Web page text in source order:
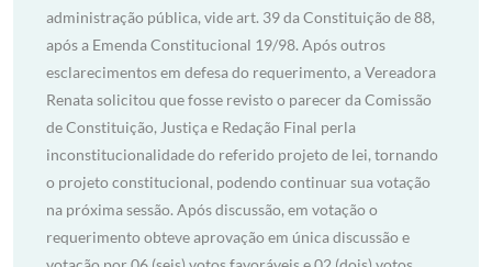
administração pública, vide art. 39 da Constituição de 88,
após a Emenda Constitucional 19/98. Após outros
esclarecimentos em defesa do requerimento, a Vereadora
Renata solicitou que fosse revisto o parecer da Comissão
de Constituição, Justiça e Redação Final perla
inconstitucionalidade do referido projeto de lei, tornando
o projeto constitucional, podendo continuar sua votação
na próxima sessão. Após discussão, em votação o
requerimento obteve aprovação em única discussão e